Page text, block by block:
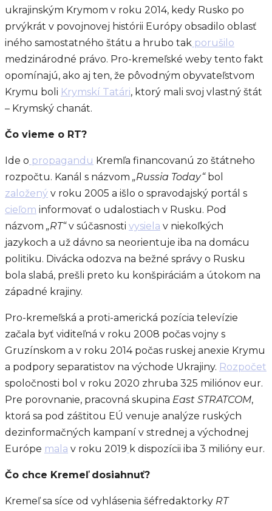
ukrajinským Krymom v roku 2014, kedy Rusko po
prvýkrát v povojnovej histórii Európy obsadilo oblasť
iného samostatného štátu a hrubo tak porušilo
medzinárodné právo. Pro-kremeľské weby tento fakt
opomínajú, ako aj ten, že pôvodným obyvateľstvom
Krymu boli Krymskí Tatári, ktorý mali svoj vlastný štát
– Krymský chanát.
Čo vieme o RT?
Ide o propagandu Kremľa financovanú zo štátneho
rozpočtu. Kanál s názvom „Russia Today“bol
založený v roku 2005 a išlo o spravodajský portál s
cieľom informovať o udalostiach v Rusku. Pod
názvom „RT“v súčasnosti vysiela v niekoľkých
jazykoch a už dávno sa neorientuje iba na domácu
politiku. Divácka odozva na bežné správy o Rusku
bola slabá, prešli preto ku konšpiráciám a útokom na
západné krajiny.
Pro-kremeľská a proti-americká pozícia televízie
začala byť viditeľná v roku 2008 počas vojny s
Gruzínskom a v roku 2014 počas ruskej anexie Krymu
a podpory separatistov na východe Ukrajiny. Rozpočet
spoločnosti bol v roku 2020 zhruba 325 miliónov eur.
Pre porovnanie, pracovná skupina East STRATCOM,
ktorá sa pod záštitou EÚ venuje analýze ruských
dezinformačných kampaní v strednej a východnej
Európe mala v roku 2019 k dispozícii iba 3 milióny eur.
Čo chce Kremeľ dosiahnuť?
Kremeľ sa síce od vyhlásenia šéfredaktorky RT